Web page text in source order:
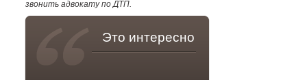
звонить адвокату по ДТП.
Это интересно